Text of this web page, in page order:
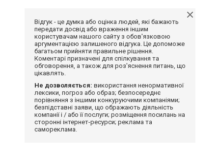
Відгук - це думка або оцінка людей, які бажають
передати досвід або враження іншим
користувачам нашого сайту з обов'язковою
аргументацією залишеного відгука. Це допоможе
багатьом прийняти правильне рішення.
Коментарі призначені для спілкування та
обговорення, а також для роз'яснення питань, що
цікавлять.
Не дозволяється: використання ненормативної
лексики, погроз або образ; безпосереднє
порівняння з іншими конкуруючими компаніями;
безпідставні заяви, що ображають діяльність
компанії і / або її послуги; розміщення посилань на
сторонні інтернет-ресурси; реклама та
самореклама.